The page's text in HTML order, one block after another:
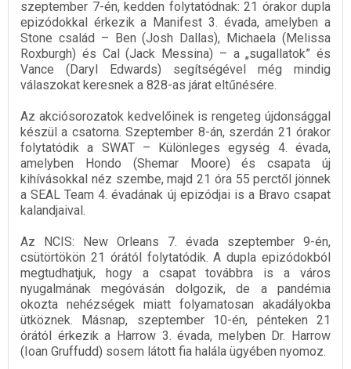
szeptember 7-én, kedden folytatódnak: 21 órakor dupla
epizódokkal érkezik a Manifest 3. évada, amelyben a
Stone család – Ben (Josh Dallas), Michaela (Melissa
Roxburgh) és Cal (Jack Messina) – a „sugallatok” és
Vance (Daryl Edwards) segítségével még mindig
válaszokat keresnek a 828-as járat eltűnésére.
Az akciósorozatok kedvelőinek is rengeteg újdonsággal
készül a csatorna. Szeptember 8-án, szerdán 21 órakor
folytatódik a SWAT – Különleges egység 4. évada,
amelyben Hondo (Shemar Moore) és csapata új
kihívásokkal néz szembe, majd 21 óra 55 perctől jönnek
a SEAL Team 4. évadának új epizódjai is a Bravo csapat
kalandjaival.
Az NCIS: New Orleans 7. évada szeptember 9-én,
csütörtökön 21 órától folytatódik. A dupla epizódokból
megtudhatjuk, hogy a csapat továbbra is a város
nyugalmának megóvásán dolgozik, de a pandémia
okozta nehézségek miatt folyamatosan akadályokba
ütköznek. Másnap, szeptember 10-én, pénteken 21
órától érkezik a Harrow 3. évada, melyben Dr. Harrow
(Ioan Gruffudd) sosem látott fia halála ügyében nyomoz.